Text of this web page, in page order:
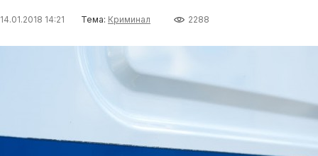
14.01.2018 14:21 Тема: Криминал 2288